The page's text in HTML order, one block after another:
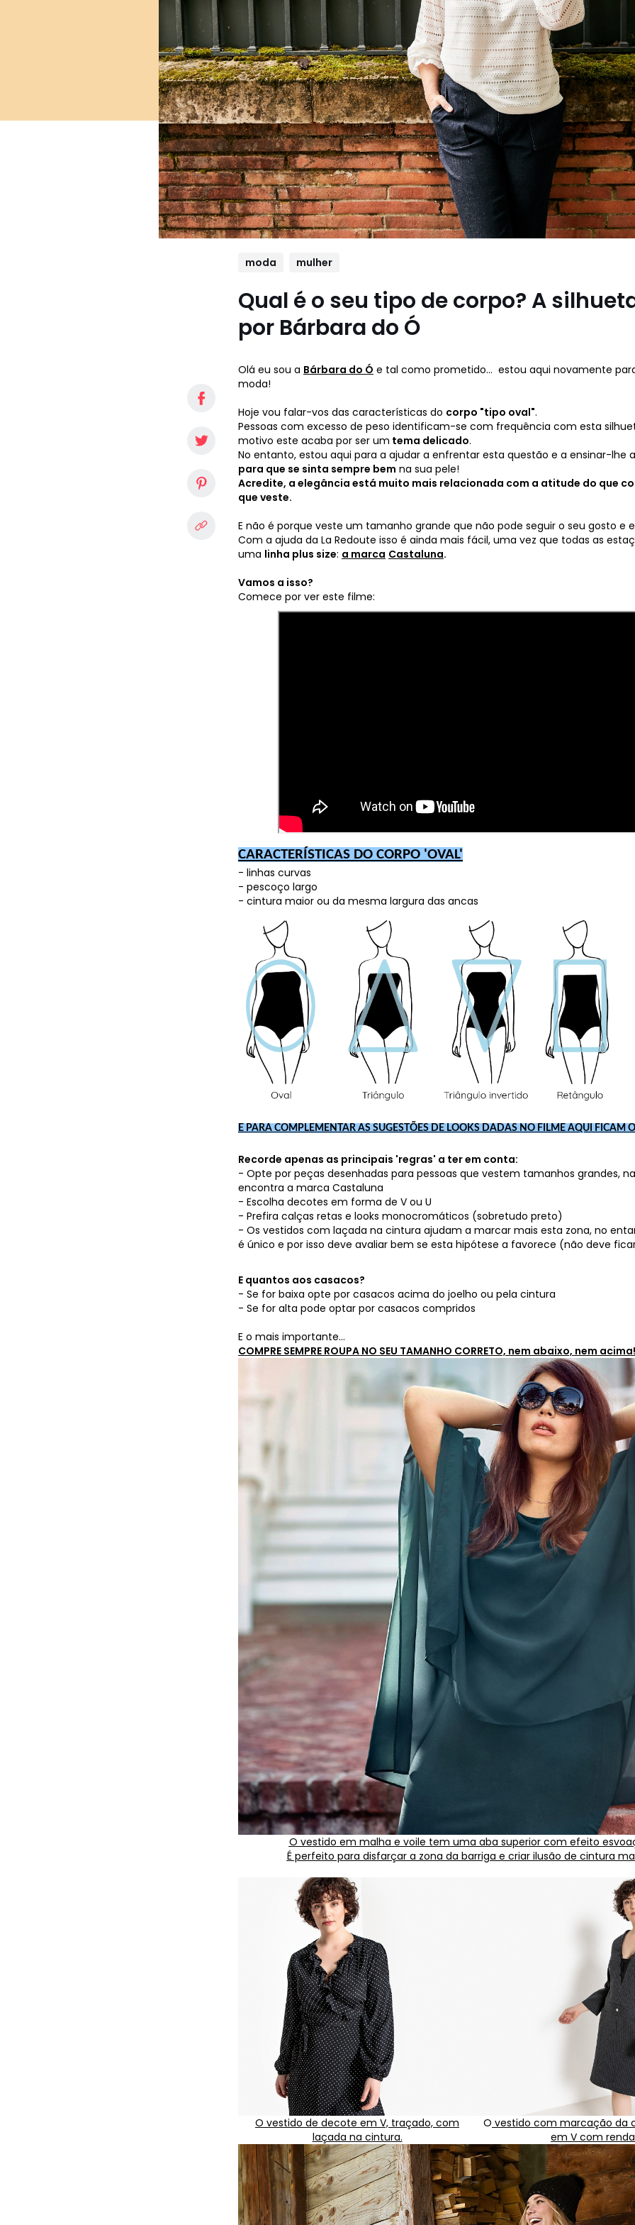
moda mulher
Qual é o seu tipo de corpo? A
por Bárbara do Ó
Olá eu sou a Bárbara do Ó e tal como prometido... estou aqui novamente
moda!
Hoje vou falar-vos das características do corpo "tipo oval".
Pessoas com excesso de peso identificam-se com frequência com esta
motivo este acaba por ser um tema delicado.
No entanto, estou aqui para a ajudar a enfrentar esta questão e a ensinar-lhe
para que se sinta sempre bem na sua pele!
Acredite, a elegância está muito mais relacionada com a atitude do que
que veste.
E não é porque veste um tamanho grande que não pode seguir o seu gosto e
Com a ajuda da La Redoute isso é ainda mais fácil, uma vez que todas as
uma linha plus size: a marca Castaluna.
Vamos a isso?
Comece por ver este filme:
CARACTERÍSTICAS DO CORPO 'OVAL'
- linhas curvas
- pescoço largo
- cintura maior ou da mesma largura das ancas
E PARA COMPLEMENTAR AS SUGESTÕES DE LOOKS DADAS NO FILME AQUI FICAM
Recorde apenas as principais 'regras' a ter em conta:
- Opte por peças desenhadas para pessoas que vestem tamanhos grandes,
encontra a marca Castaluna
- Escolha decotes em forma de V ou U
- Prefira calças retas e looks monocromáticos (sobretudo preto)
- Os vestidos com laçada na cintura ajudam a marcar mais esta zona, no
é único e por isso deve avaliar bem se esta hipótese a favorece (não deve
E quantos aos casacos?
- Se for baixa opte por casacos acima do joelho ou pela cintura
- Se for alta pode optar por casacos compridos
E o mais importante...
COMPRE SEMPRE ROUPA NO SEU TAMANHO CORRETO, nem abaixo, nem acima!
O vestido em malha e voile tem uma aba superior com efeito
É perfeito para disfarçar a zona da barriga e criar ilusão de cintura
O vestido de decote em V, traçado, com
laçada na cintura.
O vestido com marcação da
em V com renda